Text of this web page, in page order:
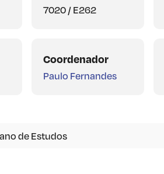
7020 / E262
Coordenador
Paulo Fernandes
de Estudos